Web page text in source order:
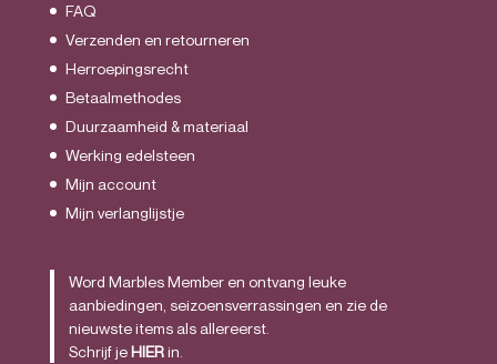
FAQ
Verzenden en retourneren
Herroepingsrecht
Betaalmethodes
Duurzaamheid & materiaal
Werking edelsteen
Mijn account
Mijn verlanglijstje
Word Marbles Member en ontvang leuke
aanbiedingen, seizoensverrassingen en zie de
nieuwste items als allereerst.
Schrijf jeHIERin.